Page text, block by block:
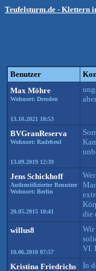
Teufelsturm.de - Klettern
Benutzer
Max Möhre
Wohnort: Dresden
13.10.2021 18:53
BVGranReserva
Wohnort: Radebeul
13.09.2019 12:39
Jens Schickhoff
Authentifizierter Benutzer
Wohnort: Berlin
20.05.2015 10:41
die
willus8
10.06.2010 07:57
Wir
VI.
Kristina Friedrichs
In